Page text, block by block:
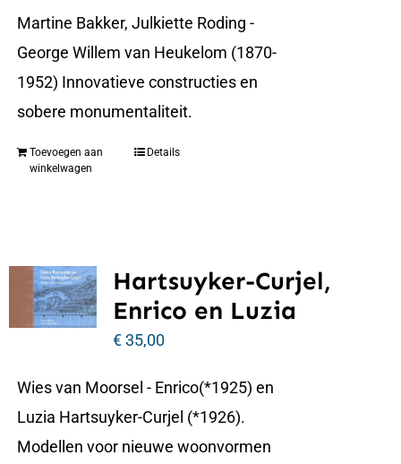
Martine Bakker, Julkiette Roding -
George Willem van Heukelom (1870-
1952) Innovatieve constructies en
sobere monumentaliteit.
Toevoegen aan
winkelwagen
Details
Hartsuyker-Curjel,
Enrico en Luzia
€35,00
Wies van Moorsel - Enrico(*1925) en
Luzia Hartsuyker-Curjel (*1926).
Modellen voor nieuwe woonvormen